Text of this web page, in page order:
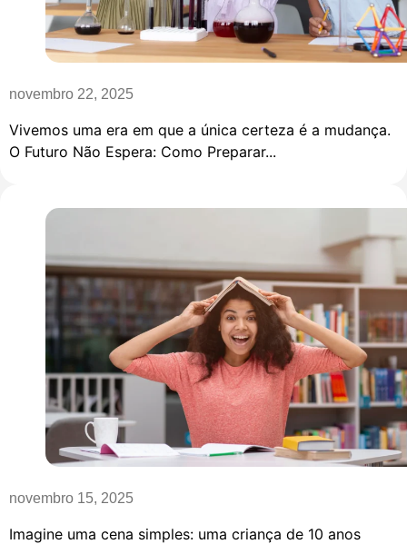
novembro 22, 2025
Vivemos uma era em que a única certeza é a mudança.
O Futuro Não Espera: Como Preparar...
novembro 15, 2025
Imagine uma cena simples: uma criança de 10 anos